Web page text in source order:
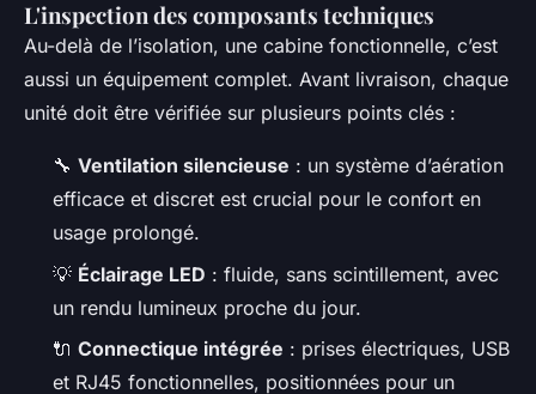
L'inspection des composants techniques
Au-delà de l’isolation, une cabine fonctionnelle, c’est
aussi un équipement complet. Avant livraison, chaque
unité doit être vérifiée sur plusieurs points clés :
🔧 Ventilation silencieuse : un système d’aération
efficace et discret est crucial pour le confort en
usage prolongé.
💡 Éclairage LED : fluide, sans scintillement, avec
un rendu lumineux proche du jour.
🔌 Connectique intégrée : prises électriques, USB
et RJ45 fonctionnelles, positionnées pour un